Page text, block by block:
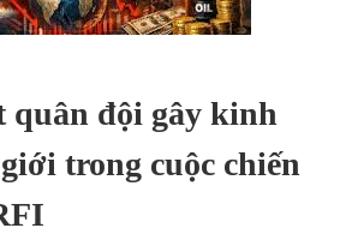
quân đội gây kinh
trong cuộc chiến